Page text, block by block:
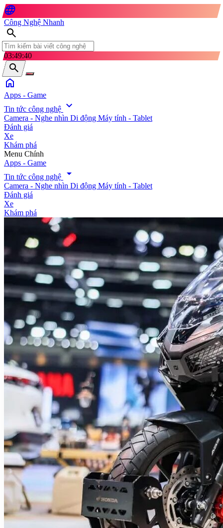
language
Công Nghệ Nhanh
search
03:49:42
search
home
Apps - Game
Tin tức công nghệ expand_more
Camera - Nghe nhìn Di động Máy tính - Tablet
Đánh giá
Xe
Khám phá
search
Menu Chính
Apps - Game
Tin tức công nghệ
arrow_drop_down
Camera - Nghe nhìn Di động Máy tính - Tablet
Đánh giá
Xe
Khám phá